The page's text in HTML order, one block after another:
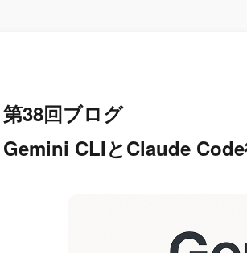
第38回ブログ
Gemini CLIとClaude